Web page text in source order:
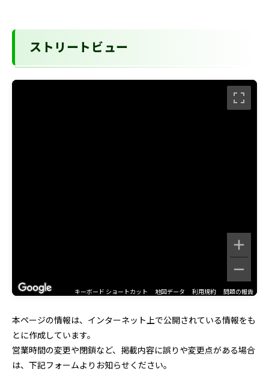
ストリートビュー
キーボード ショートカット 地図データ 利用規約 問題の報告
本ページの情報は、インターネット上で公開されている情報をも
とに作成しています。
営業時間の変更や閉鎖など、掲載内容に誤りや変更点がある場合
は、下記フォームよりお知らせください。